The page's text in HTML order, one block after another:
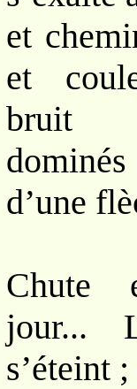
et
et
bruit
d’une
Chute
jour...
s’éteint ;